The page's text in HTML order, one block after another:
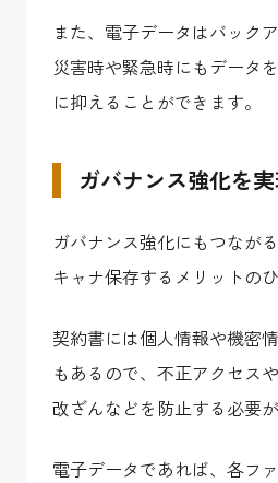
また、電子データはバック
災害時や緊急時にもデータ
に抑えることができます。
ガバナンス強化を
ガバナンス強化にもつなが
キャナ保存するメリットのひ
契約書には個人情報や機密
もあるので、不正アクセス
改ざんなどを防止する必要が
電子データであれば、各フ